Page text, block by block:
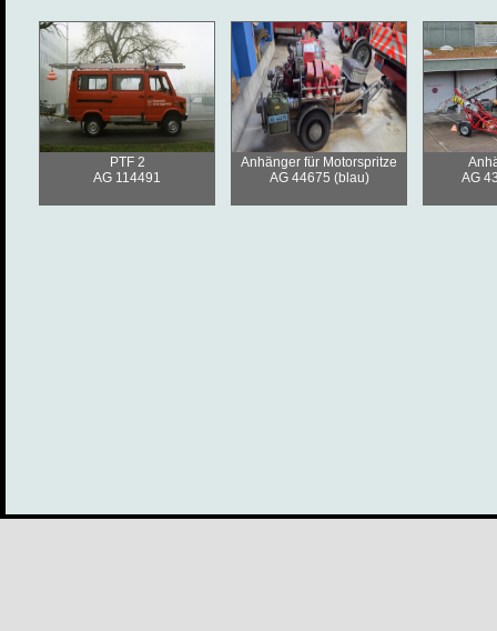
PTF 2
AG 114491
Anhänger für Motorspritze
AG 44675 (blau)
AG